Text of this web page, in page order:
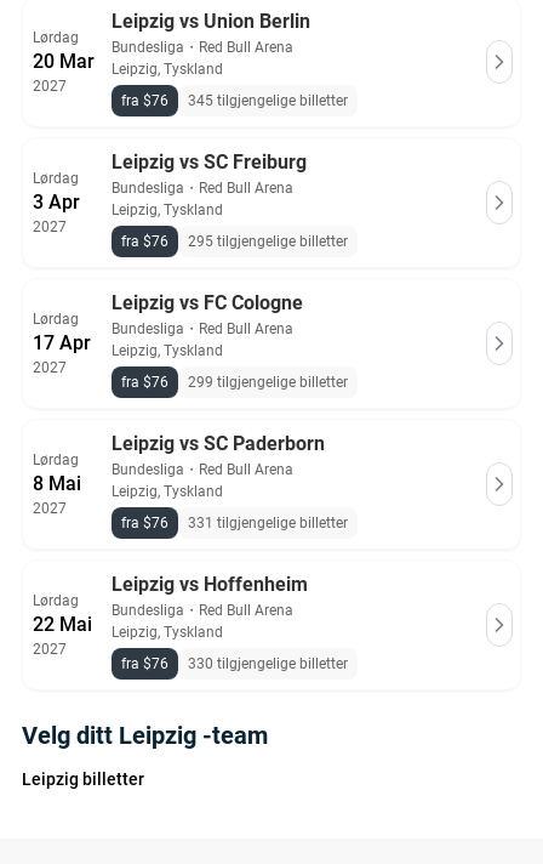
Lørdag
20 Mar
2027
Leipzig vs Union Berlin
Bundesliga ・ Red Bull Arena
Leipzig, Tyskland
fra $76
345 tilgjengelige billetter
Lørdag
3 Apr
2027
Leipzig vs SC Freiburg
Bundesliga ・ Red Bull Arena
Leipzig, Tyskland
fra $76
295 tilgjengelige billetter
Lørdag
17 Apr
2027
Leipzig vs FC Cologne
Bundesliga ・ Red Bull Arena
Leipzig, Tyskland
fra $76
299 tilgjengelige billetter
Lørdag
8 Mai
2027
Leipzig vs SC Paderborn
Bundesliga ・ Red Bull Arena
Leipzig, Tyskland
fra $76
331 tilgjengelige billetter
Lørdag
22 Mai
2027
Leipzig vs Hoffenheim
Bundesliga ・ Red Bull Arena
Leipzig, Tyskland
fra $76
330 tilgjengelige billetter
Velg ditt Leipzig -team
Leipzig billetter